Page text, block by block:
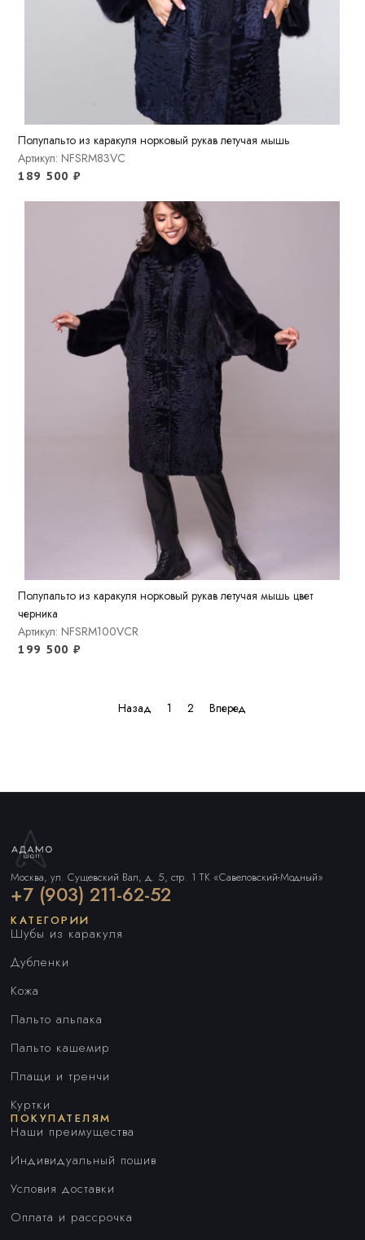
Полупальто из каракуля норковый рукав летучая мышь
Артикул: NFSRM83VC
189 500₽
Полупальто из каракуля норковый рукав летучая мышь цвет
черника
Артикул: NFSRM100VCR
199 500₽
Назад 1 2 Вперед
Москва, ул. Сущевский Вал, д. 5, стр. 1 ТК «Савеловский-Модный»
+7 (903) 211-62-52
КАТЕГОРИИ
Шубы из каракуля
Дубленки
Кожа
Пальто альпака
Пальто кашемир
Плащи и тренчи
Куртки
ПОКУПАТЕЛЯМ
Наши преимущества
Индивидуальный пошив
Условия доставки
Оплата и рассрочка